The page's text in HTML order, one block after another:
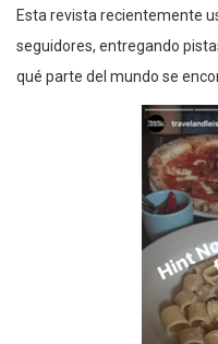
Esta revista recientemente
seguidores, entregando
qué parte del mundo se